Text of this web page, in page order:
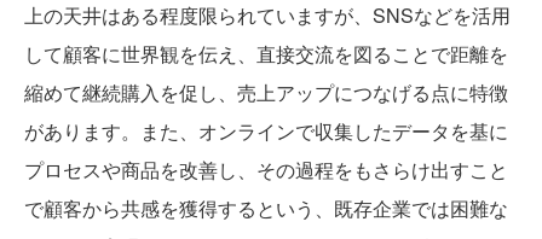
上の天井はある程度限られていますが、SNSなどを活用
して顧客に世界観を伝え、直接交流を図ることで距離を
縮めて継続購入を促し、売上アップにつなげる点に特徴
があります。また、オンラインで収集したデータを基に
プロセスや商品を改善し、その過程をもさらけ出すこと
で顧客から共感を獲得するという、既存企業では困難な